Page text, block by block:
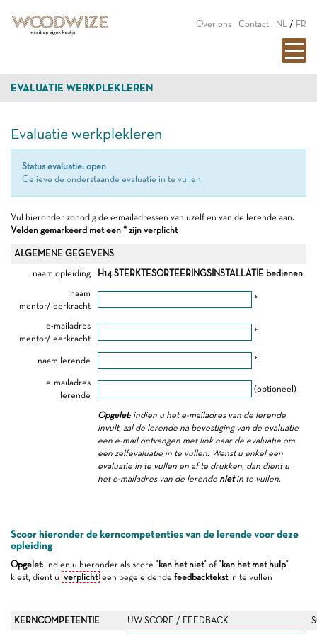
Over ons Contact NL / FR
EVALUATIE WERKPLEKLEREN
Evaluatie werkplekleren
Status evaluatie: open
Gelieve de onderstaande evaluatie in te vullen.
Vul hieronder zonodig de e-mailadressen van uzelf en van de lerende aan.
Velden gemarkeerd met een * zijn verplicht
ALGEMENE GEGEVENS
naam opleiding
H14 STERKTESORTEERINGSINSTALLATIE bedienen
naam
mentor/leerkracht
*
e-mailadres
mentor/leerkracht
*
naam lerende *
e-mailadres
lerende
(optioneel)
Opgelet: indien u het e-mailadres van de lerende
invult, zal de lerende na bevestiging van de evaluatie
een e-mail ontvangen met link naar de evaluatie om
een zelfevaluatie in te vullen. Wenst u enkel een
evaluatie in te vullen en af te drukken, dan dient u
het e-mailadres van de lerende nietin te vullen.
Scoor hieronder de kerncompetenties van de lerende voor deze
opleiding
Opgelet: indien u hieronder als score "kan het niet" of "kan het met hulp"
kiest, dient u verplicht een begeleidende feedbacktekstin te vullen
KERNCOMPETENTIE UW SCORE / FEEDBACK